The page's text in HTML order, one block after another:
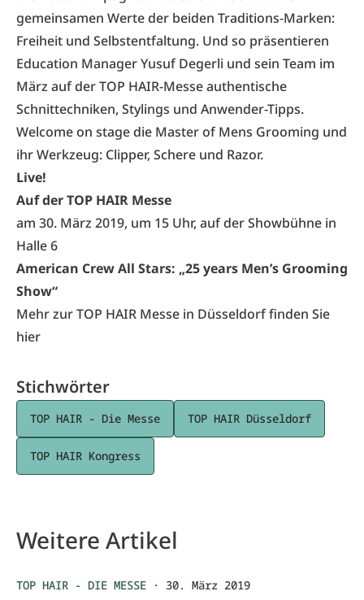
gemeinsamen Werte der beiden Traditions-Marken:
Freiheit und Selbstentfaltung. Und so präsentieren
Education Manager Yusuf Degerli und sein Team im
März auf der TOP HAIR-Messe authentische
Schnittechniken, Stylings und Anwender-Tipps.
Welcome on stage die Master of Mens Grooming und
ihr Werkzeug: Clipper, Schere und Razor.
Live!
Auf der TOP HAIR Messe
am 30. März 2019, um 15 Uhr, auf der Showbühne in
Halle 6
American Crew All Stars: „25 years Men’s Grooming
Show“
Mehr zur TOP HAIR Messe in Düsseldorf finden Sie
hier
Stichwörter
TOP HAIR - Die Messe TOP HAIR Düsseldorf
TOP HAIR Kongress
Weitere Artikel
TOP HAIR - DIE MESSE · 30. März 2019